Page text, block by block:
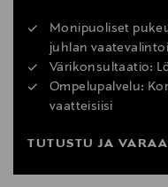
Monipuoliset
juhlan
Värikonsultaatio:
Ompelupalvelu:
vaatteisiisi
TUTUSTU JA